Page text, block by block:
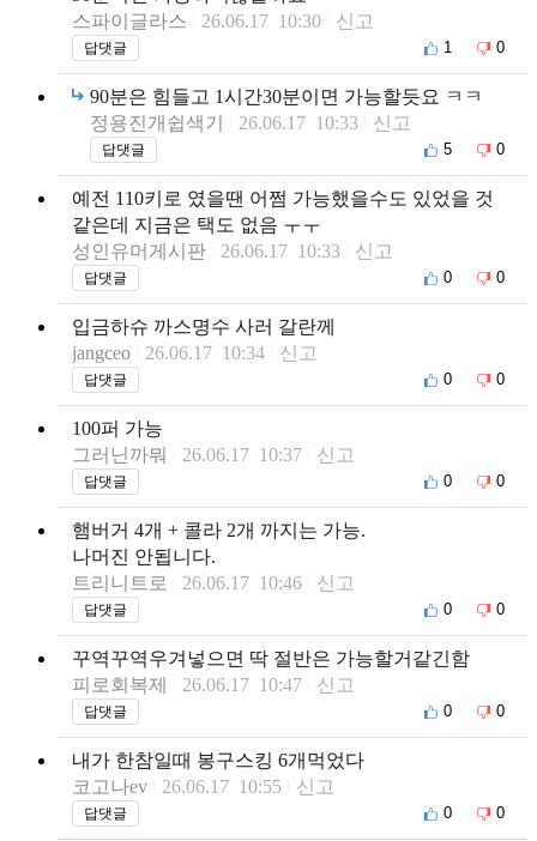
스파이글라스
26.06.17 10:30 신고
답댓글 1 0
90분은 힘들고 1시간30분이면 가능할듯요 ㅋㅋ
정용진개쉽색기
26.06.17 10:33 신고
답댓글 5 0
예전 110키로 였을땐 어쩜 가능했을수도 있었을 것
같은데 지금은 택도 없음 ㅜㅜ
성인유머게시판
26.06.17 10:33 신고
답댓글 0 0
입금하슈 까스명수 사러 갈란께
jangceo
26.06.17 10:34 신고
답댓글 0 0
100퍼 가능
그러닌까뭐
26.06.17 10:37 신고
답댓글 0 0
햄버거 4개 + 콜라 2개 까지는 가능.
나머진 안됩니다.
트리니트로
26.06.17 10:46 신고
답댓글 0 0
꾸역꾸역우겨넣으면 딱 절반은 가능할거같긴함
피로회복제
26.06.17 10:47 신고
답댓글 0 0
내가 한참일때 봉구스킹 6개먹었다
코고나ev
26.06.17 10:55 신고
답댓글 0 0